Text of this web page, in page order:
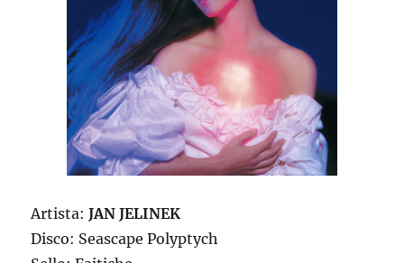
Artista:JAN JELINEK
Disco: Seascape Polyptych